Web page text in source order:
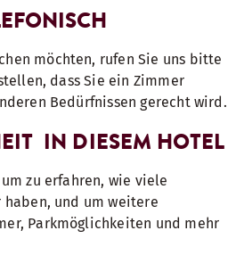
möchten, rufen Sie uns bitte
dass Sie ein Zimmer
Bedürfnissen gerecht wird.
IN DIESEM HOTEL
zu erfahren, wie viele
und um weitere
Parkmöglichkeiten und mehr